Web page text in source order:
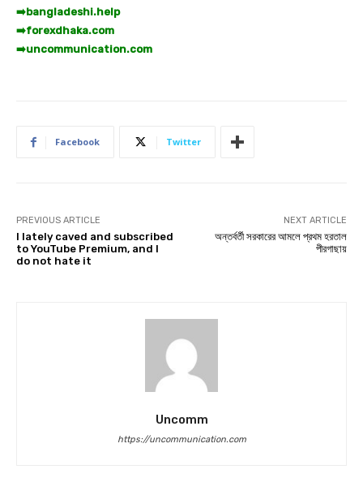
➡️bangladeshi.help
➡️forexdhaka.com
➡️uncommunication.com
Facebook Twitter
PREVIOUS ARTICLE
I lately caved and subscribed
to YouTube Premium, and I
do not hate it
NEXT ARTICLE
অন্তর্বর্তী সরকারের আমলে প্রথম হরতাল
পীরগাছায়
Uncomm
https://uncommunication.com